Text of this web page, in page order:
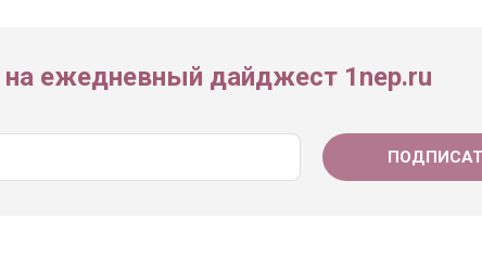
на ежедневный дайджест 1nep.ru